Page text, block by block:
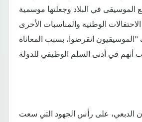
في البلاد وجعلتها موسمية
الوطنية والمناسبات الأخرى
انقرضوا، بسبب المعاناة
الدبعي، على رأس الجهود التي سعت